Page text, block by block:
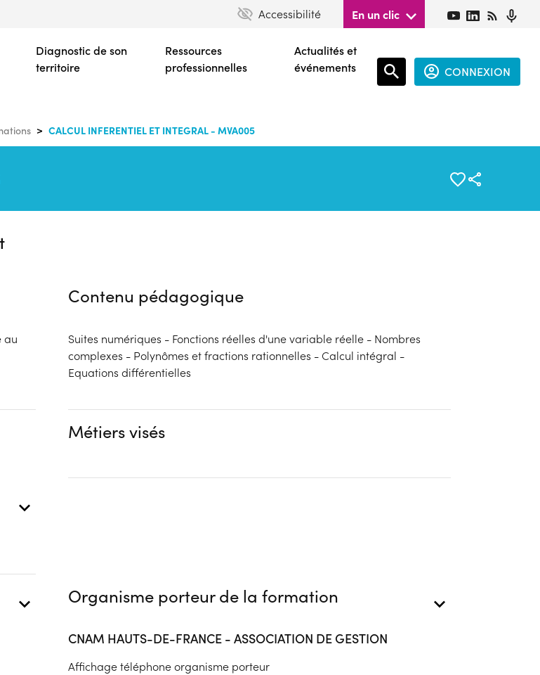
contenu
principal
Accessibilité En un clic
Diagnostic de son
territoire
Ressources
professionnelles
Actualités et
événements
CONNEXION
CALCUL INFERENTIEL ET INTEGRAL - MVA005
au
Contenu pédagogique
Suites numériques - Fonctions réelles d'une variable réelle - Nombres
complexes - Polynômes et fractions rationnelles - Calcul intégral -
Equations différentielles
Métiers visés
Organisme porteur de la formation
CNAM HAUTS-DE-FRANCE - ASSOCIATION DE GESTION
Affichage téléphone organisme porteur